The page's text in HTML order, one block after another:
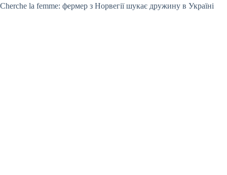
Cherche la femme: фермер з Норвегії шукає дружину в Україні